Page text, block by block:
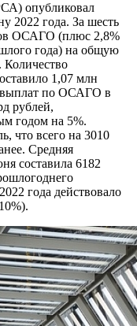
опубликовал
2022 года. За шесть
ОСАГО (плюс 2,8%
года) на общую
1,07 млн
выплат по ОСАГО в
рублей,
годом на 5%.
что всего на 3010
Средняя
составила 6182
года действовало